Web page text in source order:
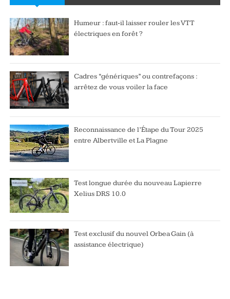
Humeur : faut-il laisser rouler les VTT
électriques en forêt ?
Cadres “génériques” ou contrefaçons :
arrêtez de vous voiler la face
Reconnaissance de l’Étape du Tour 2025
entre Albertville et La Plagne
Test longue durée du nouveau Lapierre
Xelius DRS 10.0
Test exclusif du nouvel Orbea Gain (à
assistance électrique)